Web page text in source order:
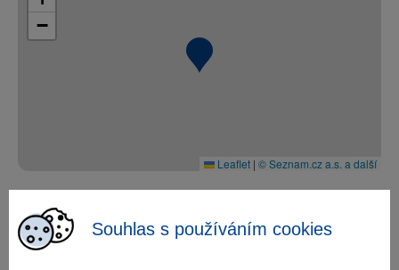
Souhlas s používáním cookies
−
Leaflet | © Seznam.cz a.s. a další